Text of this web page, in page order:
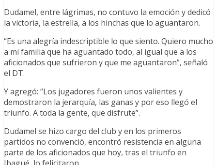
Dudamel, entre lágrimas, no contuvo la emoción y dedicó
la victoria, la estrella, a los hinchas que lo aguantaron.
“Es una alegría indescriptible lo que siento. Quiero mucho
a mi familia que ha aguantado todo, al igual que a los
aficionados que sufrieron y que me aguantaron”, señaló
el DT.
Y agregó: “Los jugadores fueron unos valientes y
demostraron la jerarquía, las ganas y por eso llegó el
triunfo. A toda la gente, que disfrute”.
Dudamel se hizo cargo del club y en los primeros
partidos no convenció, encontró resistencia en alguna
parte de los aficionados que hoy, tras el triunfo en